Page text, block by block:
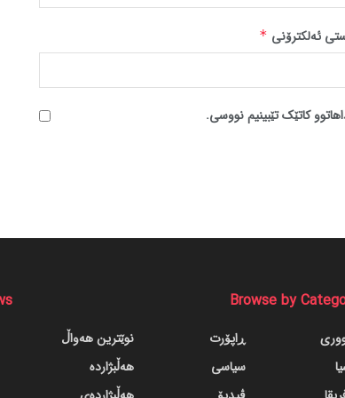
ئەلکترۆنی *
کاتێک تێبینیم نووسی.
Browse by
ڕاپۆرت
سیاسی
نوێترین هەواڵ
هەڵبژاردە